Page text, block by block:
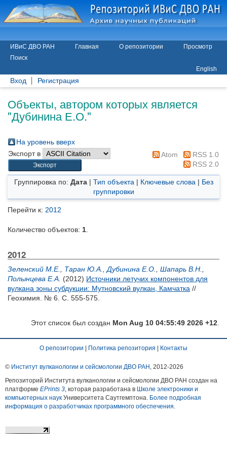
ИВиС ДВО РАН Главная О репозитории
Просмотр
Поиск
English
Вход Регистрация
Объекты, автором которых является
"Дубинина Е.О."
На уровень вверх
Экспорт в
Atom
RSS 1.0
RSS 2.0
Группировка по: Дата| Тип объекта | Ключевые слова | Без
группировки
Перейти к: 2012
Количество объектов: 1
2012
Зеленский М.Е. Таран Ю.А. Дубинина Е.О. Шапарь В.Н.
Полынцева Е.А. (2012) Источники летучих компонентов для
вулкана зоны субдукции: Мутновский вулкан, Камчатка //
Геохимия. № 6. С. 555-575.
Этот список был создан Mon Aug 10 04:55:49 2026 +12
О репозитории Политика репозитория Контакты
© Институт вулканологии и сейсмологии ДВО РАН , 2012-2026
Репозиторий Института вулканологии и сейсмологии ДВО РАН создан на
платформе EPrints 3, которая разработана в Школе электроники и
компьютерных наук Университета Саутгемптона. Более подробная
информация о разработчиках программного обеспечения.